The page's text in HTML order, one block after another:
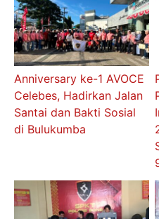
Anniversary ke-1 AVOCE
Celebes, Hadirkan Jalan
Santai dan Bakti Sosial
di Bulukumba